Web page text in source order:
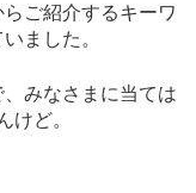
ご紹介するキーワ
ました。
みなさまに当ては
けど。